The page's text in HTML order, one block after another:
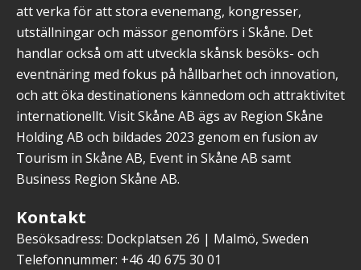
att verka för att stora evenemang, kongresser,
utställningar och mässor genomförs i Skåne. Det
handlar också om att utveckla skånsk besöks- och
eventnäring med fokus på hållbarhet och innovation,
och att öka destinationens kännedom och attraktivitet
internationellt. Visit Skåne AB ägs av Region Skåne
Holding AB och bildades 2023 genom en fusion av
Tourism in Skåne AB, Event in Skåne AB samt
Business Region Skåne AB.
Kontakt
Besöksadress: Dockplatsen 26 | Malmö, Sweden
Telefonnummer: +46 40 675 30 01